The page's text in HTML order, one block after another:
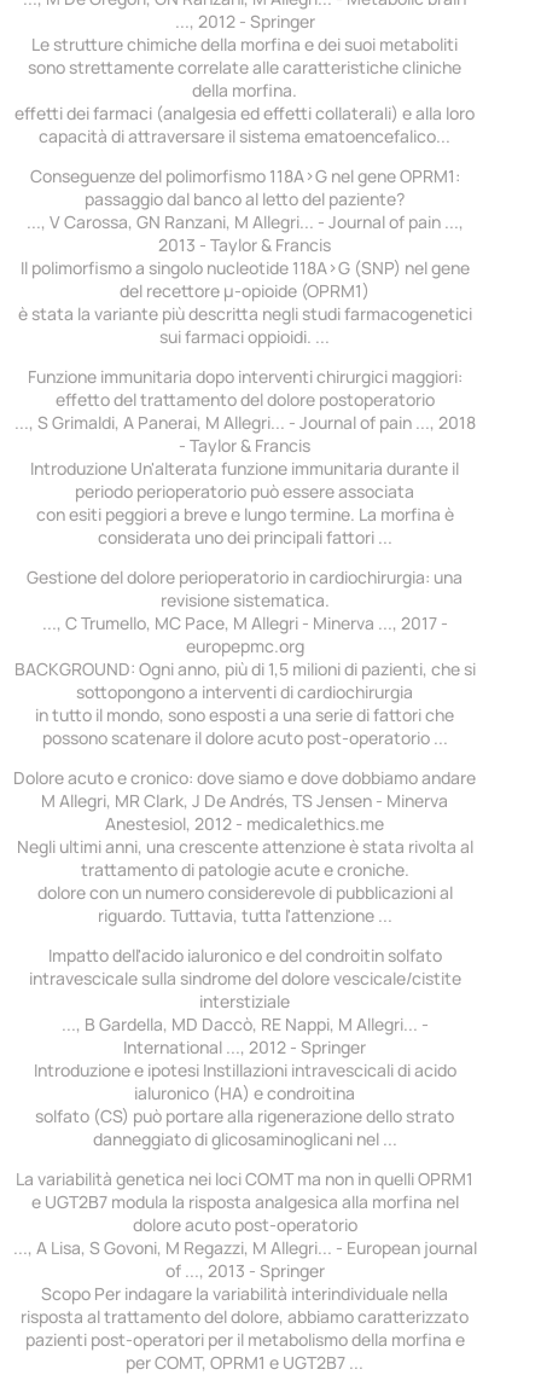
..., 2012 - Springer
Le strutture chimiche della morfina e dei suoi metaboliti
sono strettamente correlate alle caratteristiche cliniche
della morfina.
effetti dei farmaci (analgesia ed effetti collaterali) e alla loro
capacità di attraversare il sistema ematoencefalico...
Conseguenze del polimorfismo 118A>G nel gene OPRM1:
passaggio dal banco al letto del paziente?
..., V Carossa, GN Ranzani, M Allegri... - Journal of pain ...,
2013 - Taylor & Francis
Il polimorfismo a singolo nucleotide 118A>G (SNP) nel gene
del recettore μ-opioide (OPRM1)
è stata la variante più descritta negli studi farmacogenetici
sui farmaci oppioidi. ...
Funzione immunitaria dopo interventi chirurgici maggiori:
effetto del trattamento del dolore postoperatorio
..., S Grimaldi, A Panerai, M Allegri... - Journal of pain ..., 2018
- Taylor & Francis
Introduzione Un'alterata funzione immunitaria durante il
periodo perioperatorio può essere associata
con esiti peggiori a breve e lungo termine. La morfina è
considerata uno dei principali fattori ...
Gestione del dolore perioperatorio in cardiochirurgia: una
revisione sistematica.
..., C Trumello, MC Pace, M Allegri - Minerva ..., 2017 -
europepmc.org
BACKGROUND: Ogni anno, più di 1,5 milioni di pazienti, che si
sottopongono a interventi di cardiochirurgia
in tutto il mondo, sono esposti a una serie di fattori che
possono scatenare il dolore acuto post-operatorio ...
Dolore acuto e cronico: dove siamo e dove dobbiamo andare
M Allegri, MR Clark, J De Andrés, TS Jensen - Minerva
Anestesiol, 2012 - medicalethics.me
Negli ultimi anni, una crescente attenzione è stata rivolta al
trattamento di patologie acute e croniche.
dolore con un numero considerevole di pubblicazioni al
riguardo. Tuttavia, tutta l'attenzione ...
Impatto dell'acido ialuronico e del condroitin solfato
intravescicale sulla sindrome del dolore vescicale/cistite
interstiziale
..., B Gardella, MD Daccò, RE Nappi, M Allegri... -
International ..., 2012 - Springer
Introduzione e ipotesi Instillazioni intravescicali di acido
ialuronico (HA) e condroitina
solfato (CS) può portare alla rigenerazione dello strato
danneggiato di glicosaminoglicani nel ...
La variabilità genetica nei loci COMT ma non in quelli OPRM1
e UGT2B7 modula la risposta analgesica alla morfina nel
dolore acuto post-operatorio
..., A Lisa, S Govoni, M Regazzi, M Allegri... - European journal
of ..., 2013 - Springer
Scopo Per indagare la variabilità interindividuale nella
risposta al trattamento del dolore, abbiamo caratterizzato
pazienti post-operatori per il metabolismo della morfina e
per COMT, OPRM1 e UGT2B7 ...